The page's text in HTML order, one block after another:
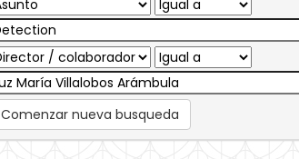
Comenzar nueva busqueda